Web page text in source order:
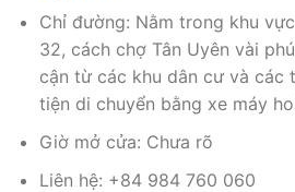
Chỉ đường: Nằm trong khu
32, cách chợ Tân Uyên vài
cận từ các khu dân cư và các
tiện di chuyển bằng xe máy
Giờ mở cửa: Chưa rõ
Liên hệ: +84 984 760 060